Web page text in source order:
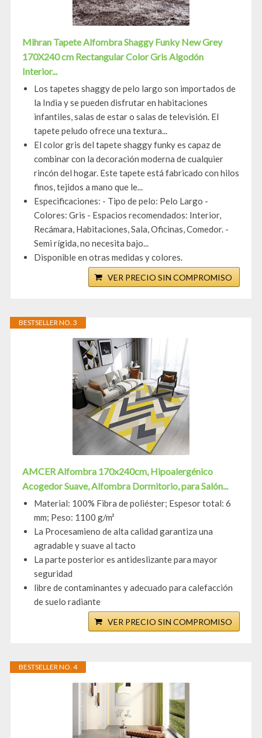
Mihran Tapete Alfombra Shaggy Funky New Grey
170X240 cm Rectangular Color Gris Algodón
Interior...
Los tapetes shaggy de pelo largo son importados de
la India y se pueden disfrutar en habitaciones
infantiles, salas de estar o salas de televisión. El
tapete peludo ofrece una textura...
El color gris del tapete shaggy funky es capaz de
combinar con la decoración moderna de cualquier
rincón del hogar. Este tapete está fabricado con hilos
finos, tejidos a mano que le...
Especificaciones: - Tipo de pelo: Pelo Largo -
Colores: Gris - Espacios recomendados: Interior,
Recámara, Habitaciones, Sala, Oficinas, Comedor. -
Semi rígida, no necesita bajo...
Disponible en otras medidas y colores.
VER PRECIO SIN COMPROMISO
BESTSELLER NO. 3
AMCER Alfombra 170x240cm, Hipoalergénico
Acogedor Suave, Alfombra Dormitorio, para Salón...
Material: 100% Fibra de poliéster; Espesor total: 6
mm; Peso: 1100 g/m²
La Procesamieno de alta calidad garantiza una
agradable y suave al tacto
La parte posterior es antideslizante para mayor
seguridad
libre de contaminantes y adecuado para calefacción
de suelo radiante
VER PRECIO SIN COMPROMISO
BESTSELLER NO. 4